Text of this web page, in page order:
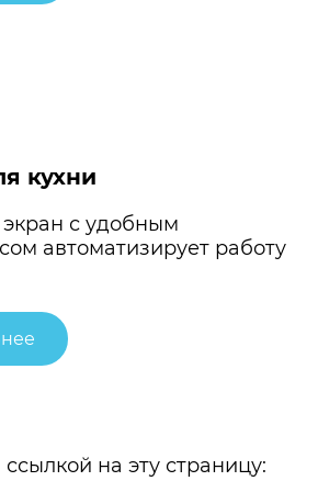
кухни
с удобным
автоматизирует работу
на эту страницу: